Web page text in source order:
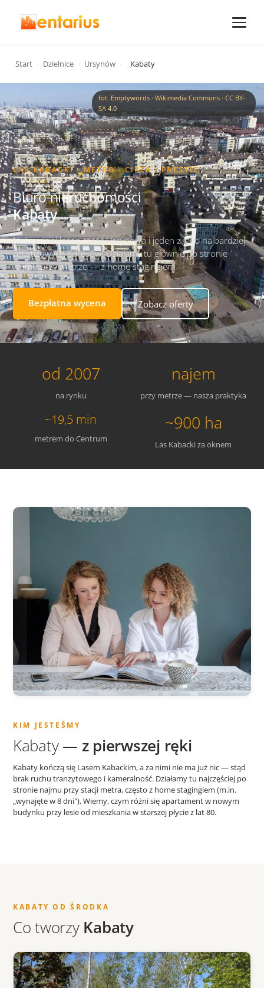
Start Dzielnice Ursynów Kabaty
fot. Emptywords · Wikimedia Commons · CC BY-
SA 4.0
LAS KABACKI · METRO · CISZA · PRESTIŻ
Biuro nieruchomości
Kabaty
Najbardziej leśna część Ursynowa i jeden z jego najbardziej
prestiżowych adresów. Działamy tu głównie po stronie
najmu przy metrze — z home stagingiem.
Bezpłatna wycena Zobacz oferty
od 2007
na rynku
najem
przy metrze — nasza praktyka
~19,5 min
metrem do Centrum
~900 ha
Las Kabacki za oknem
KIM JESTEŚMY
Kabaty — z pierwszej ręki
Kabaty kończą się Lasem Kabackim, a za nimi nie ma już nic — stąd
brak ruchu tranzytowego i kameralność. Działamy tu najczęściej po
stronie najmu przy stacji metra, często z home stagingiem (m.in.
„wynajęte w 8 dni"). Wiemy, czym różni się apartament w nowym
budynku przy lesie od mieszkania w starszej płycie z lat 80.
KABATY OD ŚRODKA
Co tworzy Kabaty